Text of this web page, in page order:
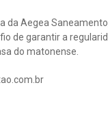
da Aegea
de garantir a
do matonense.